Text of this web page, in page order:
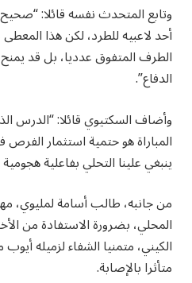
وتابع المتحدث نفسه قائلا:
أحد لاعبيه للطرد، لكن هذا
الطرف المتفوق عدديا، بل قد
الدفاع”.
وأضاف السكتيوي قائلا: “الدرس
المباراة هو حتمية استثمار
ينبغي علينا التحلي بفاعلية هجومية
من جانبه، طالب أسامة لمليوي،
المحلي، بضرورة الاستفادة من
الكيني، متمنيا الشفاء لزميله أيوب
متأثرا بالإصابة.